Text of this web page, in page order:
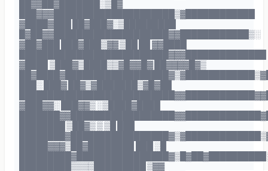
██▓▓██▓███████░▒█▓
███▓▓▓█████████████████████▒▓████████████
▓████▓███ ██▓███▓░▒█████████
█▓██▓▓████████████████████▓▓████████████▒░
▓██▓███ ███▓███▒▓▓ ▒██ ██ ▓▓████
██████████████████████████▓▓▓██████████████
▓████ ▒███▓▒████▒▒▓█▓▓█▓ ██▓▓▓▓█▓▒
███░ ███▓ ██▓▒▓███████▒▓█▓██
▓███▓▓░ ███▓▓▒ ░▒████▓████
████████ ▒██▓▒ ▒ ▒█ ███
█████▓▓▓▒██▓████████ ███ ░█
█████████▒▒▒▒█████████ ▒▓▓